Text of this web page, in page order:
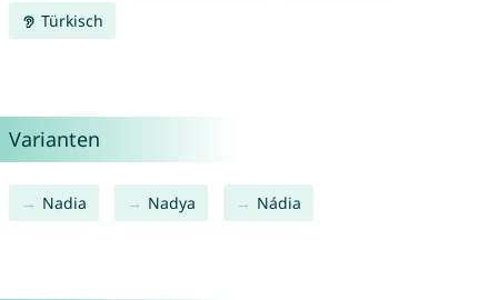
Türkisch
Varianten
Nadia Nadya Nádia